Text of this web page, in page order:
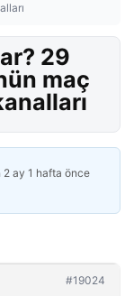
29
maç
2 ay 1 hafta önce
#19024